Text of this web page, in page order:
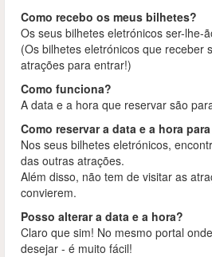
Como recebo os meus bilhetes?
Os seus bilhetes eletrónicos ser-
(Os bilhetes eletrónicos que receber
atrações para entrar!)
Como funciona?
A data e a hora que reservar são
Como reservar a data e a hora
Nos seus bilhetes eletrónicos,
das outras atrações.
Além disso, não tem de visitar as
convierem.
Posso alterar a data e a hora?
Claro que sim! No mesmo portal
desejar - é muito fácil!